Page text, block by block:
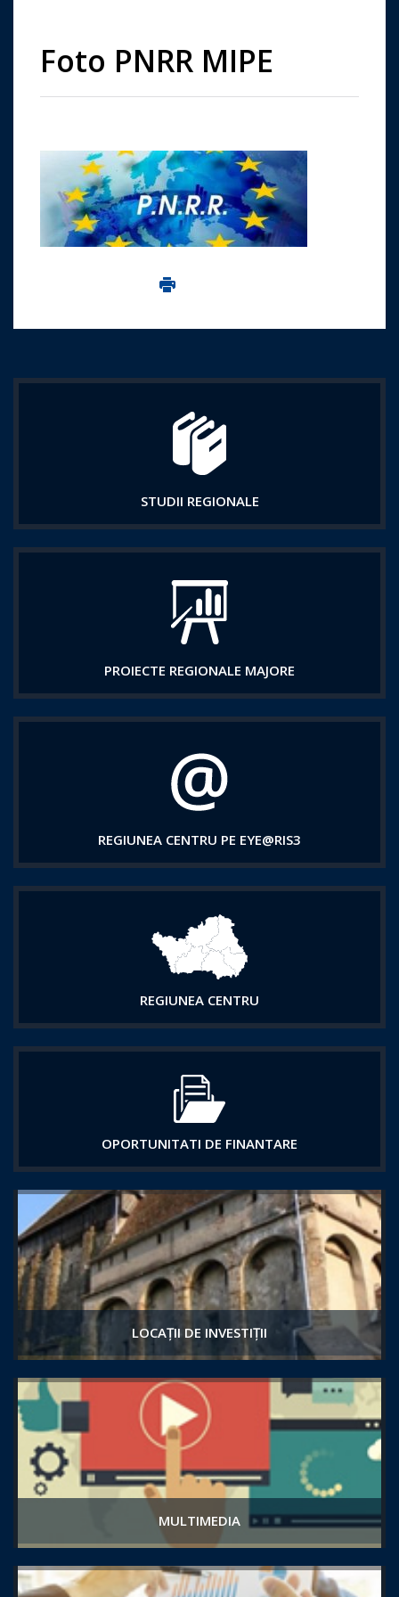
Foto PNRR MIPE
Imprima aceasta pagina
STUDII REGIONALE
PROIECTE REGIONALE MAJORE
REGIUNEA CENTRU PE EYE@RIS3
REGIUNEA CENTRU
OPORTUNITATI DE FINANTARE
LOCAȚII DE INVESTIȚII
MULTIMEDIA